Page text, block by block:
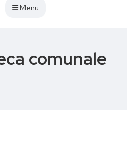
Menu
comunale